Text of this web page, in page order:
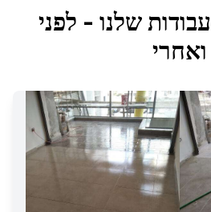
שלנו - לפני
ואחרי